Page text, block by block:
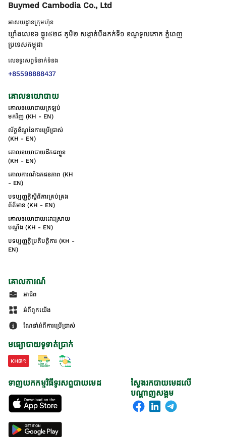
Buymed Cambodia Co., Ltd
អាសយដ្ឋានក្រុមហ៊ុន
ឃ្លាំងលេខ៦ ផ្លូវ៥២៨ ភូមិ២ សង្កាត់់បឹងកក់ទី១ ខណ្ឌទួលគោក ភ្នំពេញ
ប្រទេសកម្ពុជា
លេខទូរសព្ទទំនាក់ទំនង
+85598888437
គោលនយោបាយ
គោលនយោបាយត្រឡប់
មកវិញ (KH - EN)
ល័ក្ខខ័ណ្ឌនៃការប្រើប្រាស់
(KH - EN)
គោលនយោបាយដឹកជញ្ជូន
(KH - EN)
គោលការណ៍ឯកជនភាព (KH
- EN)
បទប្បញ្ញត្តិស្តីពីការគ្រប់គ្រង
ព័ត៌មាន (KH - EN)
គោលនយោបាយដោះស្រាយ
បណ្ដឹង (KH - EN)
បទប្បញ្ញត្តិប្រតិបត្តិការ (KH -
EN)
គោលការណ៍
អាជីព
អំពីពួកយើង
ណែនាំអំពីការប្រើប្រាស់
មធ្យោបាយទូទាត់ប្រាក់
ស្វែងរកបាយមេដលើ
បណ្តាញសង្គម
ទាញយកកម្មវិធីទូរសព្ទបាយមេដ